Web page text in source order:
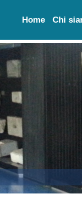
Home Chi